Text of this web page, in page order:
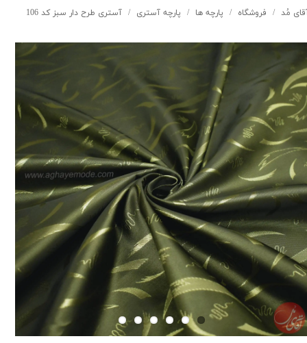
مُد فروشگاه پارچه ها پارچه آستری آستری طرح دار سبز کد 106